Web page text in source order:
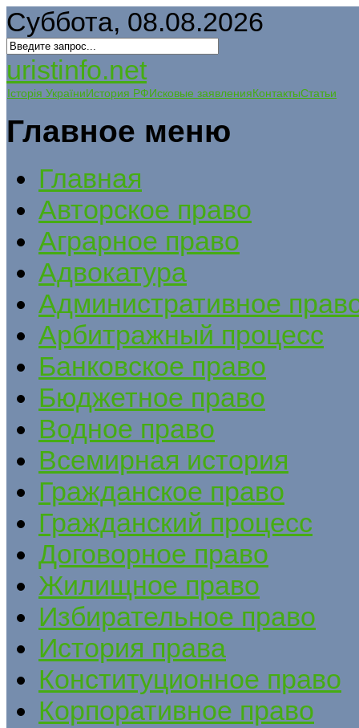
Суббота, 08.08.2026
uristinfo.net
Історія УкраїниИстория РФИсковые заявленияКонтактыСтатьи
Главное меню
Главная
Авторское право
Аграрное право
Адвокатура
Административное
Арбитражный процесс
Банковское право
Бюджетное право
Водное право
Всемирная история
Гражданское право
Гражданский процесс
Договорное право
Жилищное право
Избирательное право
История права
Конституционное право
Корпоративное право